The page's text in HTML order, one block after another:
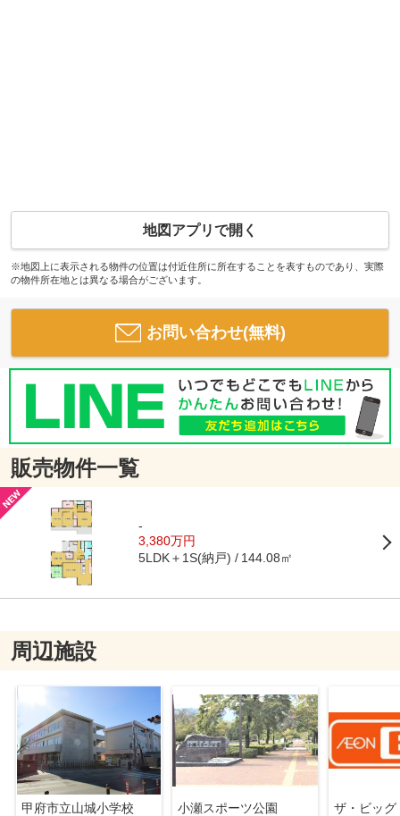
地図アプリで開く
※地図上に表示される物件の位置は付近住所に所在することを表すものであり、実際
の物件所在地とは異なる場合がございます。
お問い合わせ(無料)
販売物件一覧
-
3,380万円
5LDK＋1S(納戸) 144.08㎡
周辺施設
甲府市立山城小学校
小瀬スポーツ公園
ザ・ビッグ